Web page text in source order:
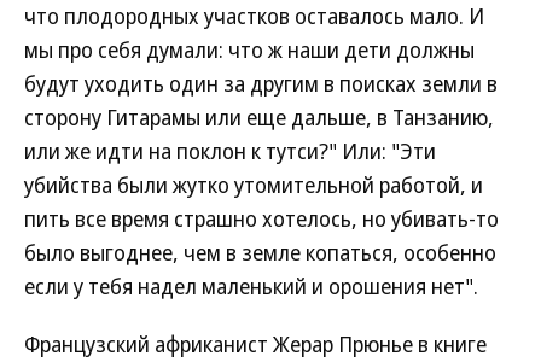
что плодородных участков оставалось мало. И
мы про себя думали: что ж наши дети должны
будут уходить один за другим в поисках земли в
сторону Гитарамы или еще дальше, в Танзанию,
или же идти на поклон к тутси?" Или: "Эти
убийства были жутко утомительной работой, и
пить все время страшно хотелось, но убивать-то
было выгоднее, чем в земле копаться, особенно
если у тебя надел маленький и орошения нет".
Французский африканист Жерар Прюнье в книге